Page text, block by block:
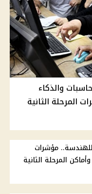
كليات الحاسبات والذكاء
المرحلة الثانية
للطب و87.9% للهندسة.. مؤشرات